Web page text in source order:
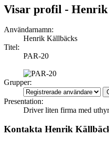
Visar profil -
Användarnamn:
Henrik Källbäcks
Titel:
PAR-20
Grupper:
Presentation:
Driver liten firma med
Kontakta Henrik